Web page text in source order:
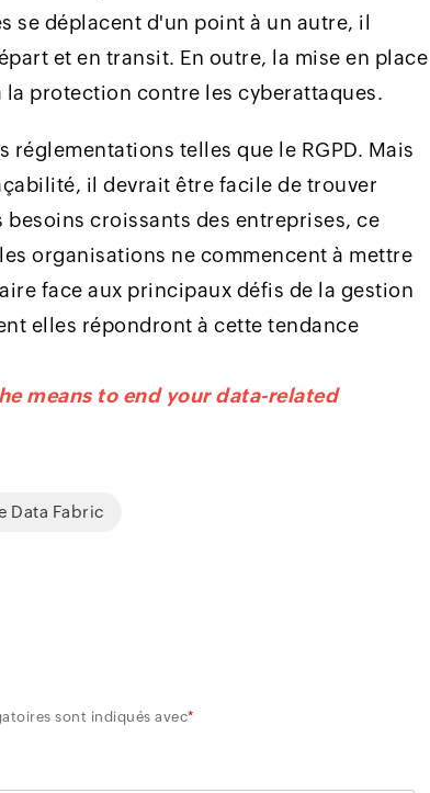
se déplacent d'un point à un autre, il
et en transit. En outre, la mise en place
protection contre les cyberattaques.
réglementations telles que le RGPD. Mais
il devrait être facile de trouver
croissants des entreprises, ce
organisations ne commencent à mettre
face aux principaux défis de la gestion
elles répondront à cette tendance
means to end your data-related
Data Fabric
sont indiqués avec*